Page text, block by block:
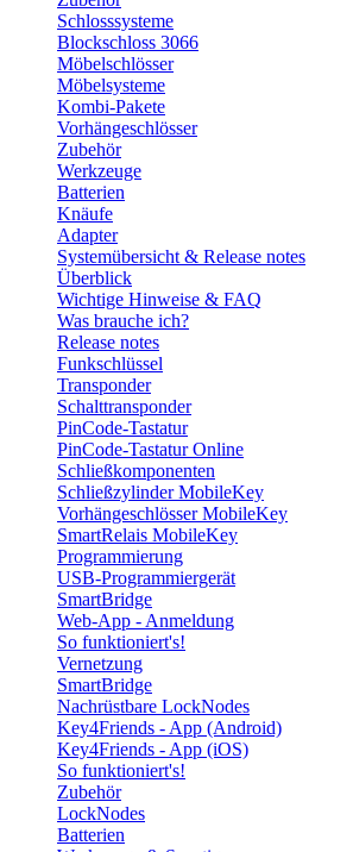
Schlosssysteme
Blockschloss 3066
Möbelschlösser
Möbelsysteme
Kombi-Pakete
Vorhängeschlösser
Zubehör
Werkzeuge
Batterien
Knäufe
Adapter
Systemübersicht & Release notes
Überblick
Wichtige Hinweise & FAQ
Was brauche ich?
Release notes
Funkschlüssel
Transponder
Schalttransponder
PinCode-Tastatur
PinCode-Tastatur Online
Schließkomponenten
Schließzylinder MobileKey
Vorhängeschlösser MobileKey
SmartRelais MobileKey
Programmierung
USB-Programmiergerät
SmartBridge
Web-App - Anmeldung
So funktioniert's!
Vernetzung
SmartBridge
Nachrüstbare LockNodes
Key4Friends - App (Android)
Key4Friends - App (iOS)
So funktioniert's!
Zubehör
LockNodes
Batterien